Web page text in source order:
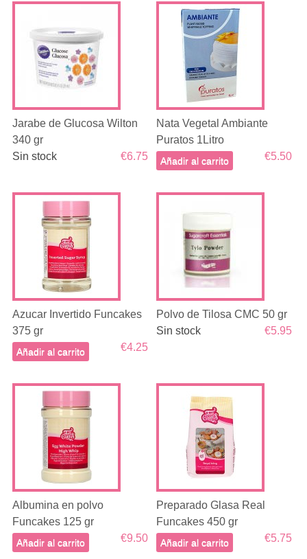
Jarabe de Glucosa Wilton
340 gr
€6.75
Sin stock
Nata Vegetal Ambiante
Puratos 1Litro
€5.50
Añadir al carrito
Azucar Invertido Funcakes
375 gr
€4.25
Añadir al carrito
Polvo de Tilosa CMC 50 gr
€5.95
Sin stock
Albumina en polvo
Funcakes 125 gr
€9.50
Añadir al carrito
Preparado Glasa Real
Funcakes 450 gr
€5.75
Añadir al carrito